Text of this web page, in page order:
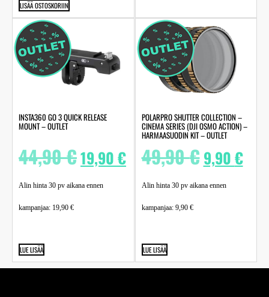
LISÄÄ OSTOSKORIIN
INSTA360 GO 3 QUICK RELEASE
MOUNT – OUTLET
44,90€19,90€
Alin hinta 30 pv aikana ennen
kampanjaa: 19,90 €
LUE LISÄÄ
POLARPRO SHUTTER COLLECTION –
CINEMA SERIES (DJI OSMO ACTION) –
HARMAASUODIN KIT – OUTLET
49,90€ 9,90€
Alin hinta 30 pv aikana ennen
kampanjaa: 9,90 €
LUE LISÄÄ